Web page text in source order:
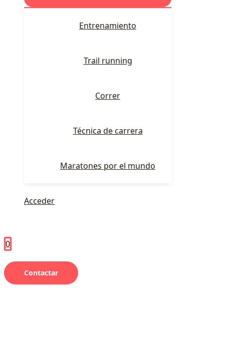
Entrenamiento
Trail running
Correr
Técnica de carrera
Maratones por el mundo
Acceder
0
Contactar